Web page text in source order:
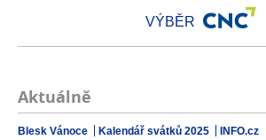
VÝBĚR
Aktuálně
Blesk Vánoce Kalendář svátků 2025 INFO.cz